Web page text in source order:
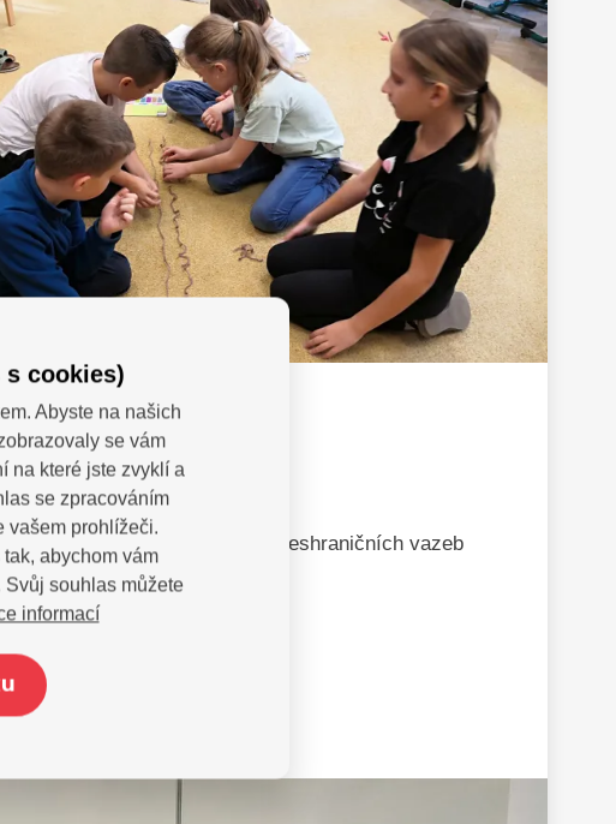
3
a obyvatel, prohloubení přeshraničních vazeb
česko-polského pohraničí.
s cookies)
Abyste na našich
se vám
na které jste zvyklí a
se zpracováním
vašem prohlížeči.
abychom vám
souhlas můžete
informací